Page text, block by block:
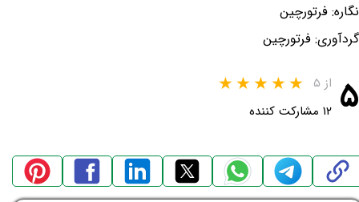
نگاره: فرتورچین
گردآوری: فرتورچین
۵ از ۵
۱۲ مشارکت کننده